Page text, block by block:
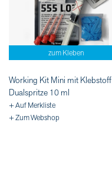
zum Kleben
Working Kit Mini mit Klebstoff
Dualspritze 10 ml
+ Auf Merkliste
+ Zum Webshop